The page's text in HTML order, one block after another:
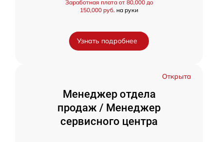
Заработная плата от 80,000 до
150,000 руб. на руки
Узнать подробнее
Открыта
Менеджер отдела
продаж / Менеджер
сервисного центра